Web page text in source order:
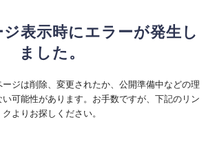
表示時にエラーが発生し
ました。
ジは削除、変更されたか、公開準備中などの理
可能性があります。お手数ですが、下記のリン
クよりお探しください。